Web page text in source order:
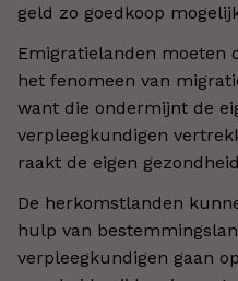
geld zo goedkoop
Emigratielanden moeten
het fenomeen van
want die ondermijnt de
verpleegkundigen
raakt de eigen
De herkomstlanden
hulp van
verpleegkundigen gaan